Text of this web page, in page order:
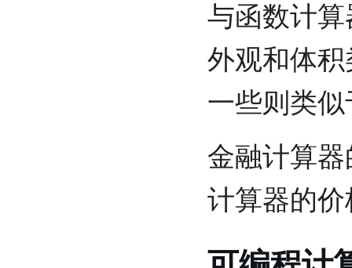
与函数计
外观和体
一些则类
金融计算
计算器的